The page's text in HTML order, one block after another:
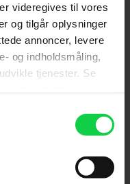
videregives til vores
og tilgår oplysninger
annoncer, levere
og indholdsmåling,
tjenester. Se
på "Privacy
gentage sin
historiens detaljer
til udgivelse
konkurrencer